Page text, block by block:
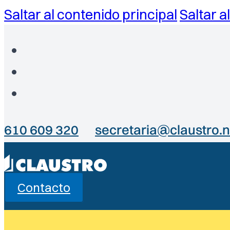
Saltar al contenido principalSaltar
610 609 320
Contacto